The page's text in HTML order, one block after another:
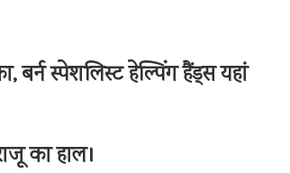
बर्न स्पेशलिस्ट हेल्पिंग हैंड्स यहां
का हाल।